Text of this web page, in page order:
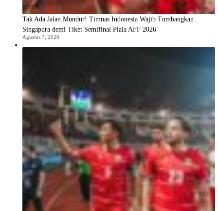
Tak Ada Jalan Mundur! Timnas Indonesia Wajib Tumbangkan
Singapura demi Tiket Semifinal Piala AFF 2026
Agustus 7, 2026